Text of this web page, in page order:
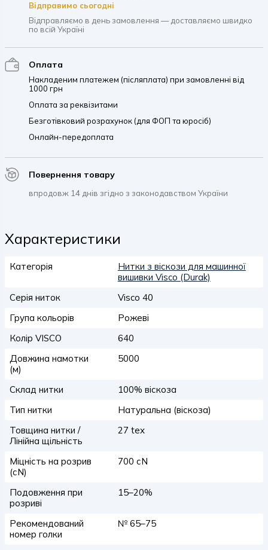
Відправимо сьогодні
Відправляємо в день замовлення — доставляємо швидко
по всій Україні
Оплата
Накладеним платежем (післяплата) при замовленні від
1000 грн
Оплата за реквізитами
Безготівковий розрахунок (для ФОП та юросіб)
Онлайн-передоплата
Повернення товару
впродовж 14 днів згідно з законодавством України
Характеристики
Категорія
Нитки з віскози для машинної
вишивки Visco (Durak)
Серія ниток
Visco 40
Група кольорів
Рожеві
Колір VISCO
640
Довжина намотки
(м)
5000
Склад нитки
100% віскоза
Тип нитки
Натуральна (віскоза)
Товщина нитки /
Лінійна щільність
27 tex
Міцність на розрив
(сN)
700 сN
Подовження при
розриві
15–20%
Рекомендований
номер голки
№ 65–75